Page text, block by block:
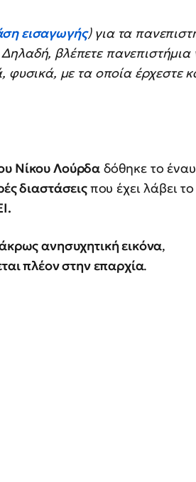
εισαγωγής) για τα
βλέπετε πανεπιστήμια
φυσικά, με τα οποία έρχεστε
Νίκου Λούρδα δόθηκε το
διαστάσειςπου έχει λάβει το
ανησυχητική εικόνα,
πλέον στην επαρχία.